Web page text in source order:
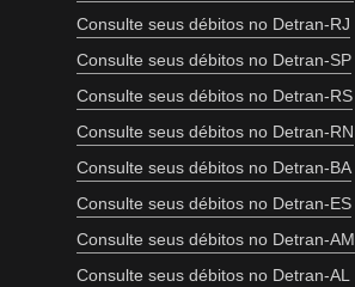
Consulte seus débitos no Detran-RJ
Consulte seus débitos no Detran-SP
Consulte seus débitos no Detran-RS
Consulte seus débitos no Detran-RN
Consulte seus débitos no Detran-BA
Consulte seus débitos no Detran-ES
Consulte seus débitos no Detran-AM
Consulte seus débitos no Detran-AL